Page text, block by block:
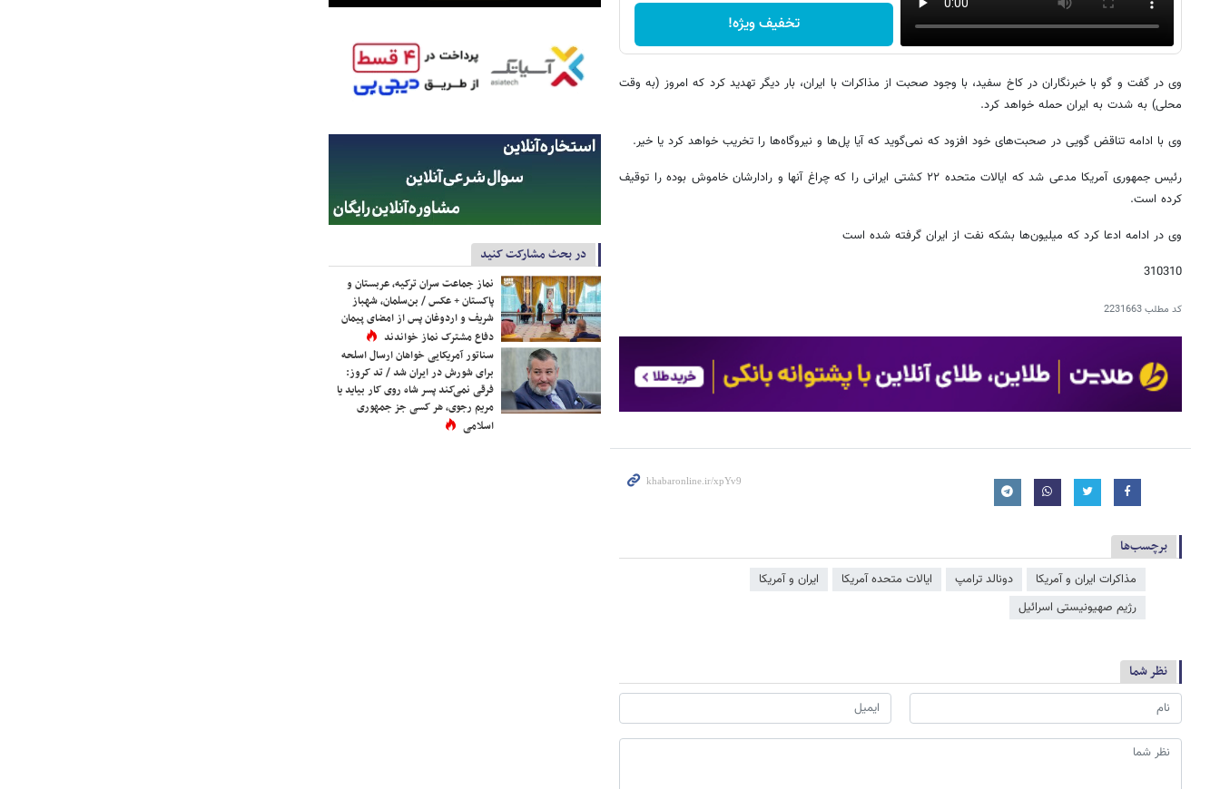
تخفیف ویژه!
وی در گفت و گو با خبرنگاران در کاخ سفید، با وجود صحبت از مذاکرات با ایران، بار دیگر تهدید کرد که امروز (به وقت
محلی) به شدت به ایران حمله خواهد کرد.
وی با ادامه تناقض گویی در صحبت‌های خود افزود که نمی‌گوید که آیا پل‌ها و نیروگاه‌ها را تخریب خواهد کرد یا خیر.
رئیس جمهوری آمریکا مدعی شد که ایالات متحده ۲۲ کشتی ایرانی را که چراغ آنها و رادارشان خاموش بوده را توقیف
کرده است.
وی در ادامه ادعا کرد که میلیون‌ها بشکه نفت از ایران گرفته شده است
310310
کد مطلب2231663
برچسب‌ها
مذاکرات ایران و آمریکا دونالد ترامپ ایالات متحده آمریکا
ایران و آمریکا
رژیم صهیونیستی اسرائیل
نظر شما
در بحث مشارکت کنید
نماز جماعت سران ترکیه، عربستان و
پاکستان + عکس / بن‌سلمان، شهباز
شریف و اردوغان پس از امضای پیمان
دفاع مشترک نماز خواندند
سناتور آمریکایی خواهان ارسال اسلحه
برای شورش در ایران شد / تد کروز:
فرقی نمی‌کند پسر شاه روی کار بیاید یا
مریم رجوی، هر کسی جز جمهوری
اسلامی